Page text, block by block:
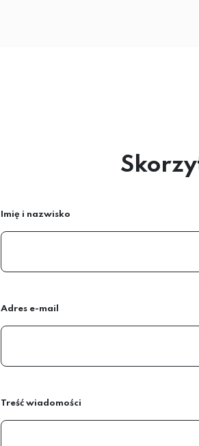
Imię i nazwisko
Adres e-mail
Treść wiadomości